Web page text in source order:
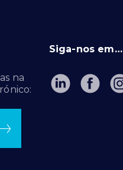
na
Siga-nos em…